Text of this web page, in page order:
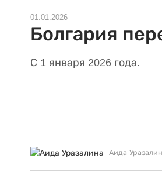
01.01.2026
Болгария
С 1 января 2026 года.
Аида